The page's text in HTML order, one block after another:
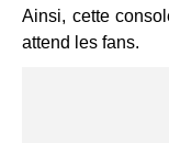
Ainsi, cette
attend les fans.